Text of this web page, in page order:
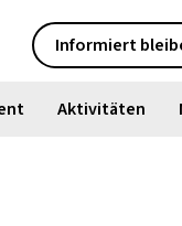
Informiert
Aktivitäten